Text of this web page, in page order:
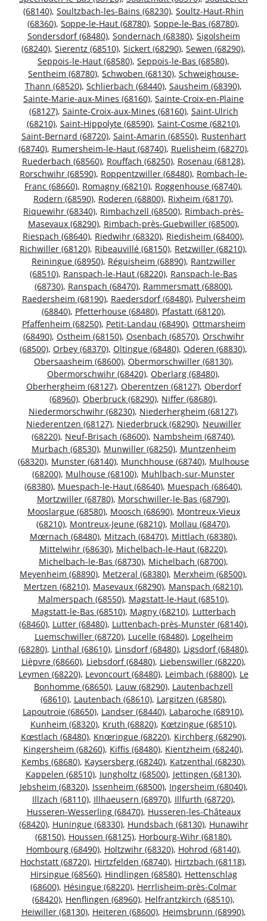
(68140), Soultzbach-les-Bains (68230), Soultz-Haut-Rhin
(68360), Soppe-le-Haut (68780), Soppe-le-Bas (68780),
Sondersdorf (68480), Sondernach (68380), Sigolsheim
(68240), Sierentz (68510), Sickert (68290), Sewen (68290),
Seppois-le-Haut (68580), Seppois-le-Bas (68580),
Sentheim (68780), Schwoben (68130), Schweighouse-
Thann (68520), Schlierbach (68440), Sausheim (68390),
Sainte-Marie-aux-Mines (68160), Sainte-Croix-en-Plaine
(68127), Sainte-Croix-aux-Mines (68160), Saint-Ulrich
(68210), Saint-Hippolyte (68590), Saint-Cosme (68210),
Saint-Bernard (68720), Saint-Amarin (68550), Rustenhart
(68740), Rumersheim-le-Haut (68740), Ruelisheim (68270),
Ruederbach (68560), Rouffach (68250), Rosenau (68128),
Rorschwihr (68590), Roppentzwiller (68480), Rombach-le-
Franc (68660), Romagny (68210), Roggenhouse (68740),
Rodern (68590), Roderen (68800), Rixheim (68170),
Riquewihr (68340), Rimbachzell (68500), Rimbach-près-
Masevaux (68290), Rimbach-près-Guebwiller (68500),
Riespach (68640), Riedwihr (68320), Riedisheim (68400),
Richwiller (68120), Ribeauvillé (68150), Retzwiller (68210),
Reiningue (68950), Réguisheim (68890), Rantzwiller
(68510), Ranspach-le-Haut (68220), Ranspach-le-Bas
(68730), Ranspach (68470), Rammersmatt (68800),
Raedersheim (68190), Raedersdorf (68480), Pulversheim
(68840), Pfetterhouse (68480), Pfastatt (68120),
Pfaffenheim (68250), Petit-Landau (68490), Ottmarsheim
(68490), Ostheim (68150), Osenbach (68570), Orschwihr
(68500), Orbey (68370), Oltingue (68480), Oderen (68830),
Obersaasheim (68600), Obermorschwiller (68130),
Obermorschwihr (68420), Oberlarg (68480),
Oberhergheim (68127), Oberentzen (68127), Oberdorf
(68960), Oberbruck (68290), Niffer (68680),
Niedermorschwihr (68230), Niederhergheim (68127),
Niederentzen (68127), Niederbruck (68290), Neuwiller
(68220), Neuf-Brisach (68600), Nambsheim (68740),
Murbach (68530), Munwiller (68250), Muntzenheim
(68320), Munster (68140), Munchhouse (68740), Mulhouse
(68200), Mulhouse (68100), Muhlbach-sur-Munster
(68380), Muespach-le-Haut (68640), Muespach (68640),
Mortzwiller (68780), Morschwiller-le-Bas (68790),
Mooslargue (68580), Moosch (68690), Montreux-Vieux
(68210), Montreux-Jeune (68210), Mollau (68470),
Mœrnach (68480), Mitzach (68470), Mittlach (68380),
Mittelwihr (68630), Michelbach-le-Haut (68220),
Michelbach-le-Bas (68730), Michelbach (68700),
Meyenheim (68890), Metzeral (68380), Merxheim (68500),
Mertzen (68210), Masevaux (68290), Manspach (68210),
Malmerspach (68550), Magstatt-le-Haut (68510),
Magstatt-le-Bas (68510), Magny (68210), Lutterbach
(68460), Lutter (68480), Luttenbach-près-Munster (68140),
Luemschwiller (68720), Lucelle (68480), Logelheim
(68280), Linthal (68610), Linsdorf (68480), Ligsdorf (68480),
Lièpvre (68660), Liebsdorf (68480), Liebenswiller (68220),
Leymen (68220), Levoncourt (68480), Leimbach (68800), Le
Bonhomme (68650), Lauw (68290), Lautenbachzell
(68610), Lautenbach (68610), Largitzen (68580),
Lapoutroie (68650), Landser (68440), Labaroche (68910),
Kunheim (68320), Kruth (68820), Kœtzingue (68510),
Kœstlach (68480), Knœringue (68220), Kirchberg (68290),
Kingersheim (68260), Kiffis (68480), Kientzheim (68240),
Kembs (68680), Kaysersberg (68240), Katzenthal (68230),
Kappelen (68510), Jungholtz (68500), Jettingen (68130),
Jebsheim (68320), Issenheim (68500), Ingersheim (68040),
Illzach (68110), Illhaeusern (68970), Illfurth (68720),
Husseren-Wesserling (68470), Husseren-les-Châteaux
(68420), Huningue (68330), Hundsbach (68130), Hunawihr
(68150), Houssen (68125), Horbourg-Wihr (68180),
Hombourg (68490), Holtzwihr (68320), Hohrod (68140),
Hochstatt (68720), Hirtzfelden (68740), Hirtzbach (68118),
Hirsingue (68560), Hindlingen (68580), Hettenschlag
(68600), Hésingue (68220), Herrlisheim-près-Colmar
(68420), Henflingen (68960), Helfrantzkirch (68510),
Heiwiller (68130), Heiteren (68600), Heimsbrunn (68990),